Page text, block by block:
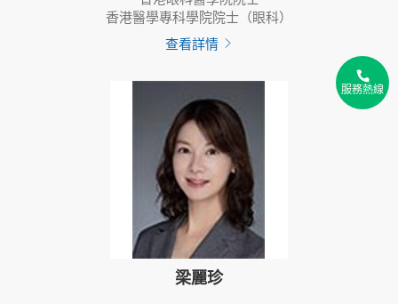
服務熱線
香港醫學專科學院院士（眼科）
查看詳情
梁麗珍